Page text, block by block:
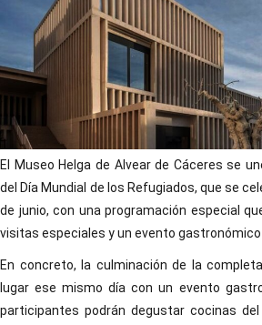
El Museo Helga de Alvear de Cáceres se
del Día Mundial de los Refugiados, que se
de junio, con una programación especial
visitas especiales y un evento gastronómico
En concreto, la culminación de la
lugar ese mismo día con un evento
participantes podrán degustar cocinas